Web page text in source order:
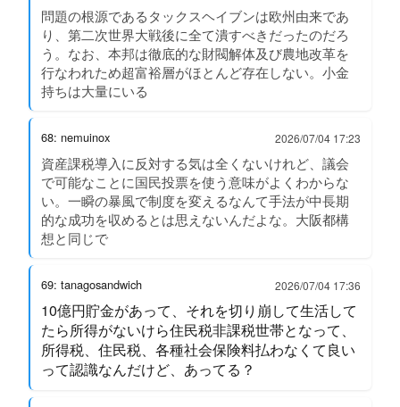
問題の根源であるタックスヘイブンは欧州由来であ
り、第二次世界大戦後に全て潰すべきだったのだろ
う。なお、本邦は徹底的な財閥解体及び農地改革を
行なわれため超富裕層がほとんど存在しない。小金
持ちは大量にいる
68: nemuinox 2026/07/04 17:23
資産課税導入に反対する気は全くないけれど、議会
で可能なことに国民投票を使う意味がよくわからな
い。一瞬の暴風で制度を変えるなんて手法が中長期
的な成功を収めるとは思えないんだよな。大阪都構
想と同じで
69: tanagosandwich 2026/07/04 17:36
10億円貯金があって、それを切り崩して生活して
たら所得がないけら住民税非課税世帯となって、
所得税、住民税、各種社会保険料払わなくて良い
って認識なんだけど、あってる？